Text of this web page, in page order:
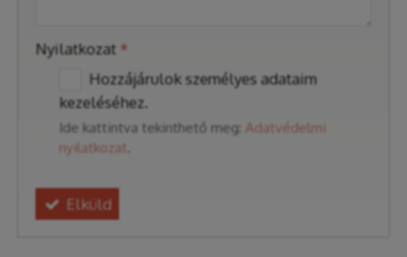
Nyilatkozat *
Hozzájárulok személyes adataim
kezeléséhez.
Ide kattintva tekinthető meg: Adatvédelmi
nyilatkozat
Elküld